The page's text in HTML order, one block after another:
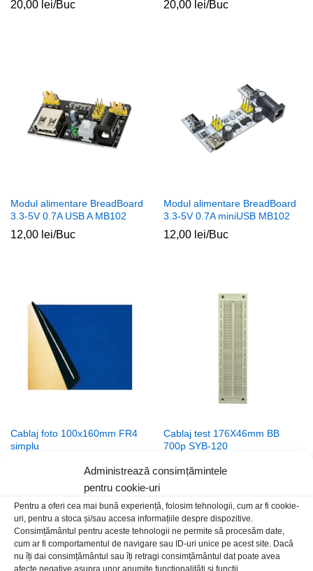
Administrează consimțămintele
pentru cookie-uri
Pentru a oferi cea mai bună experiență, folosim tehnologii, cum ar fi cookie-
uri, pentru a stoca și/sau accesa informațiile despre dispozitive.
Consimțământul pentru aceste tehnologii ne permite să procesăm date,
cum ar fi comportamentul de navigare sau ID-uri unice pe acest site. Dacă
nu îți dai consimțământul sau îți retragi consimțământul dat poate avea
afecte negative asupra unor anumite funcționalități și funcții.
20,00 lei/Buc 20,00 lei/Buc
Modul alimentare BreadBoard
3.3-5V 0.7A USB A MB102
12,00 lei/Buc
Modul alimentare BreadBoard
3.3-5V 0.7A miniUSB MB102
12,00 lei/Buc
Cablaj foto 100x160mm FR4
simplu
Cablaj test 176X46mm BB
700p SYB-120
15,00 lei /Buc